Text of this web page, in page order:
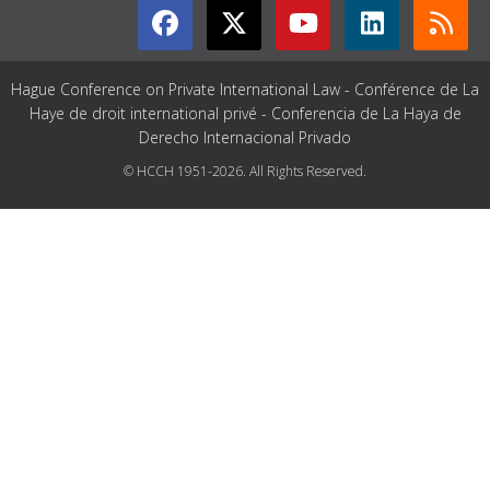
Hague Conference on Private International Law - Conférence de La
Haye de droit international privé - Conferencia de La Haya de
Derecho Internacional Privado
© HCCH 1951-2026. All Rights Reserved.